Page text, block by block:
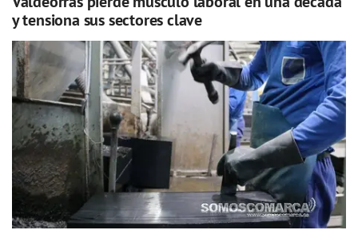
y tensiona sus sectores clave